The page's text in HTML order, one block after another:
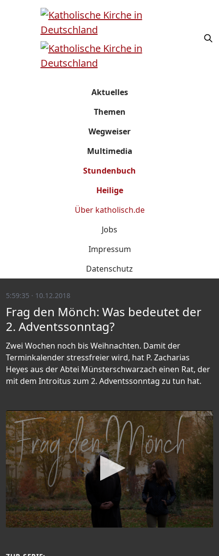
Aktuelles
Themen
Wegweiser
Multimedia
Stundenbuch
Heilige
Über katholisch.de
Jobs
Impressum
Datenschutz
5:59:35 · 10.12.2018
Frag den Mönch: Was bedeutet der
2. Adventssonntag?
Zwei Wochen noch bis Weihnachten. Damit der
Terminkalender stressfreier wird, hat P. Zacharias
Heyes aus der Abtei Münsterschwarzach einen Rat, der
mit dem Introitus zum 2. Adventssonntag zu tun hat.